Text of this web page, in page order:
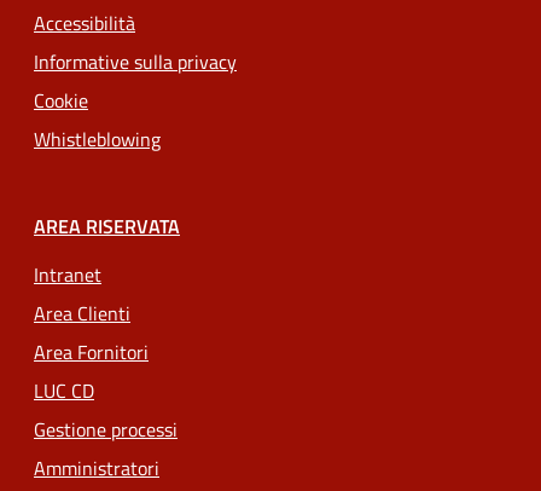
Accessibilità
Informative sulla privacy
Cookie
Whistleblowing
AREA RISERVATA
Intranet
Area Clienti
Area Fornitori
LUC CD
Gestione processi
Amministratori